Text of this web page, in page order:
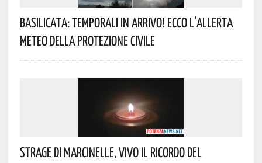
Basilicata: Temporali In Arrivo! Ecco L’allerta
Meteo Della Protezione Civile
Strage Di Marcinelle, Vivo Il Ricordo Del